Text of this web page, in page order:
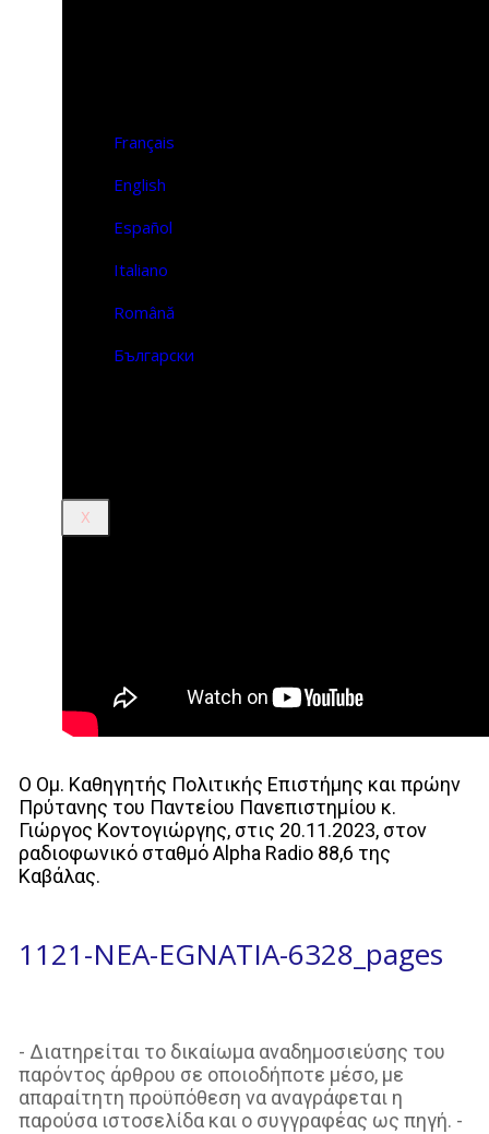
Français
English
Español
Italiano
Română
Български
X
Ο Ομ. Καθηγητής Πολιτικής Επιστήμης και πρώην
Πρύτανης του Παντείου Πανεπιστημίου κ.
Γιώργος Κοντογιώργης, στις 20.11.2023, στον
ραδιοφωνικό σταθμό Alpha Radio 88,6 της
Καβάλας.
1121-NEA-EGNATIA-6328_pages
- Διατηρείται το δικαίωμα αναδημοσιεύσης του
παρόντος άρθρου σε οποιοδήποτε μέσο, με
απαραίτητη προϋπόθεση να αναγράφεται η
παρούσα ιστοσελίδα και ο συγγραφέας ως πηγή. -